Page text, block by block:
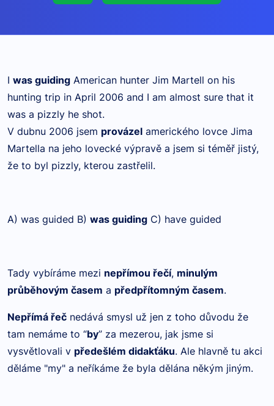
I was guiding American hunter Jim Martell on his
hunting trip in April 2006 and I am almost sure that it
was a pizzly he shot.
V dubnu 2006 jsem provázel amerického lovce Jima
Martella na jeho lovecké výpravě a jsem si téměř jistý,
že to byl pizzly, kterou zastřelil.
A) was guided B) was guiding C) have guided
Tady vybíráme mezi nepřímou řečí, minulým
průběhovým časem a předpřítomným časem.
Nepřímá řeč nedává smysl už jen z toho důvodu že
tam nemáme to “by” za mezerou, jak jsme si
vysvětlovali v předešlém didakťáku. Ale hlavně tu akci
děláme "my" a neříkáme že byla dělána někým jiným.